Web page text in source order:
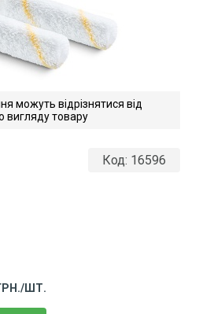
можуть відрізнятися від
вигляду товару
Код: 16596
ШТ.